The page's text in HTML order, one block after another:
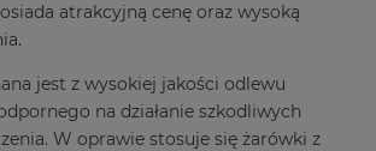
atrakcyjną cenę oraz wysoką
jest z wysokiej jakości odlewu
na działanie szkodliwych
W oprawie stosuje się żarówki z